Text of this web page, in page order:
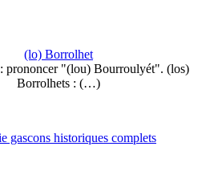
(lo) Borrolhet
prononcer "(lou) Bourroulyét". (los)
Borrolhets : (…)
gascons historiques complets